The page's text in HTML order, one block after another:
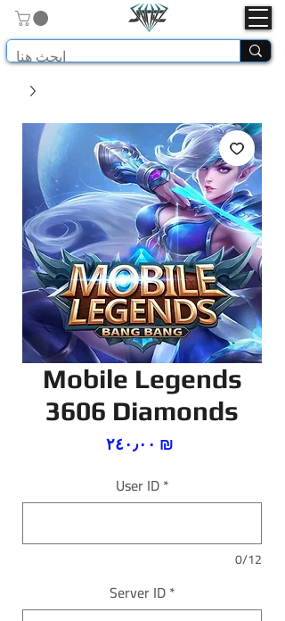
Mobile Legends
3606 Diamonds
‏٢٤٠٫٠٠ ₪
User ID*
0/12
Server ID*